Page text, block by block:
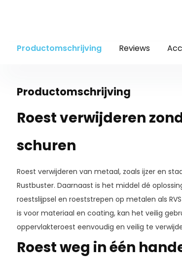
Productomschrijving Reviews
Productomschrijving
Roest verwijderen
schuren
Roest verwijderen van metaal, zoals ijzer en
Rustbuster. Daarnaast is het middel dé
roestslijpsel en roeststrepen op metalen als
is voor materiaal en coating, kan het veilig
oppervlakteroest eenvoudig en veilig te
Roest weg in één